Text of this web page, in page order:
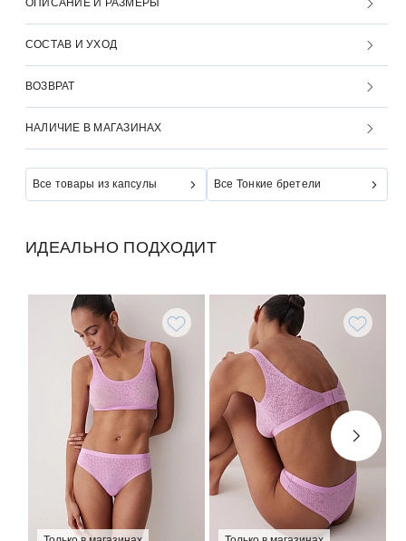
ОПИСАНИЕ И РАЗМЕРЫ
СОСТАВ И УХОД
ВОЗВРАТ
НАЛИЧИЕ В МАГАЗИНАХ
Все товары из капсулы Все Тонкие бретели
ИДЕАЛЬНО ПОДХОДИТ